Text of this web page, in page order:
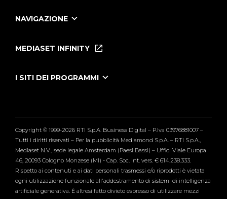
NAVIGAZIONE
Le Iene Presentano Inside
Tutti i servizi
MEDIASET INFINITY
I SITI DEI PROGRAMMI
Verissimo
Copyright © 1999-2026 RTI S.p.A. Business Digital – P.Iva 03976881007 –
Tutti i diritti riservati – Per la pubblicità Mediamond S.p.A. – RTI S.p.A.,
Mediaset N.V., sede legale Amsterdam (Paesi Bassi) – Uffici Viale Europa
46, 20093 Cologno Monzese (MI) - Cap. Soc. int. vers. € 614.238.333.
Rispetto ai contenuti e ai dati personali trasmessi e/o riprodotti è vietata
ogni utilizzazione funzionale all'addestramento di sistemi di intelligenza
artificiale generativa. È altresì fatto divieto espresso di utilizzare mezzi